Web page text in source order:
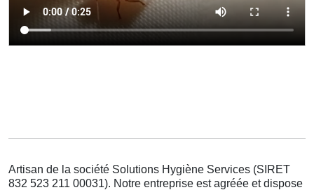
Artisan de la société Solutions Hygiène Services (SIRET
832 523 211 00031). Notre entreprise est agréée et dispose